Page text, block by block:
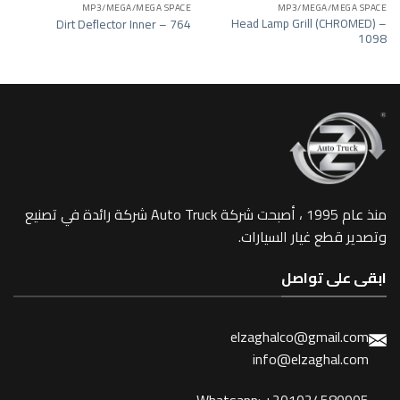
MP3/
Head Lamp Grill
MP3/MEGA/MEGA SPACE
Dirt Deflector Inner – 764
Mirror -271
منذ عام 1995 ، أصبحت شركة Auto Truck شركة رائدة في تصنيع
غيار السيارات.
تواصل